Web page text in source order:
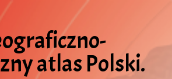
atlas Polski.